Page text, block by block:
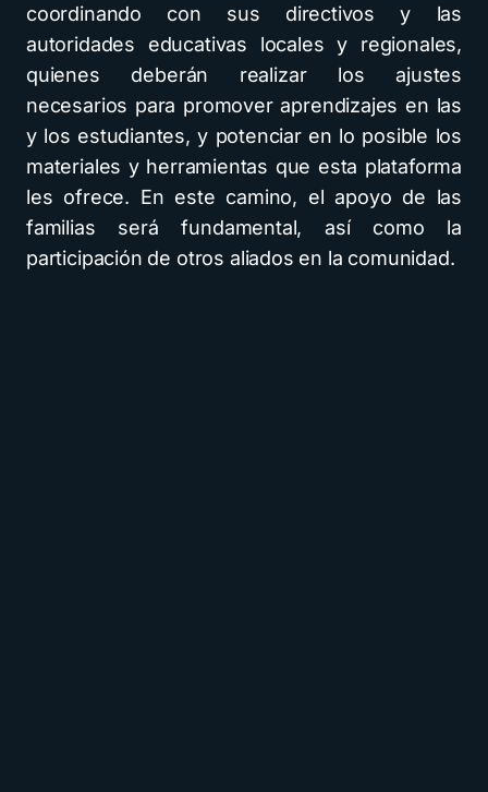
coordinando con sus directivos y las
autoridades educativas locales y regionales,
quienes deberán realizar los ajustes
necesarios para promover aprendizajes en las
y los estudiantes, y potenciar en lo posible los
materiales y herramientas que esta plataforma
les ofrece. En este camino, el apoyo de las
familias será fundamental, así como la
participación de otros aliados en la comunidad.